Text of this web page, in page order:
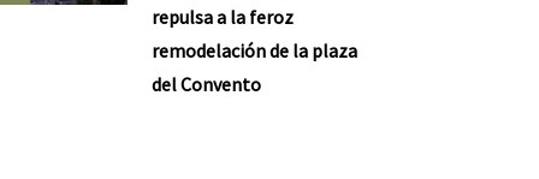
repulsa a la feroz
remodelación de la plaza
del Convento